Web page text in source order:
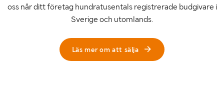
oss når ditt företag hundratusentals registrerade budgivare i
Sverige och utomlands.
Läs mer om att sälja